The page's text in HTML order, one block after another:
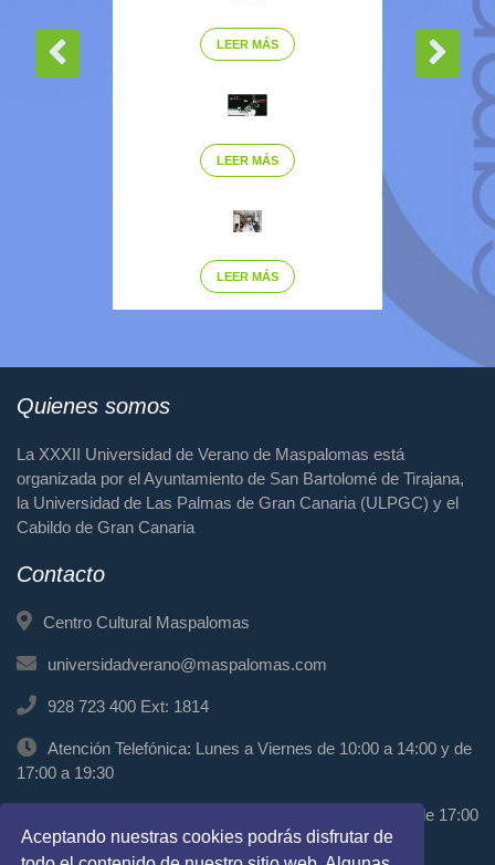
Aceptando nuestras cookies podrás disfrutar de
LEER MÁS
LEER MÁS
LEER MÁS
Quienes somos
La XXXII Universidad de Verano de Maspalomas está
organizada por el Ayuntamiento de San Bartolomé de Tirajana,
la Universidad de Las Palmas de Gran Canaria (ULPGC) y el
Cabildo de Gran Canaria
Contacto
Centro Cultural Maspalomas
universidadverano@maspalomas.com
928 723 400 Ext: 1814
Atención Telefónica: Lunes a Viernes de 10:00 a 14:00 y de
17:00 a 19:30
Atención Presencial: Miércoles de 11:00 a 13:00 y de 17:00
a 19:00